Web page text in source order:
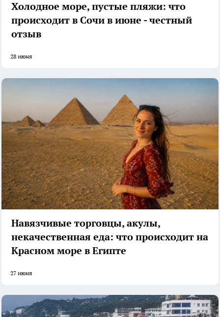
Холодное море, пустые пляжи: что
происходит в Сочи в июне - честный
отзыв
28 июня
Навязчивые торговцы, акулы,
некачественная еда: что происходит на
Красном море в Египте
27 июня